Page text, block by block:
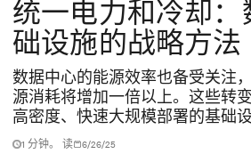
统一电力和冷却：
础设施的战略方法
数据中心的能源效率也备受关注
源消耗将增加一倍以上。这些转
高密度、快速大规模部署的基础
1 分钟。 读 6/26/25